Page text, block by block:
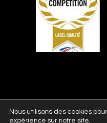
Nous utilisons des cookies
expérience sur notre site.